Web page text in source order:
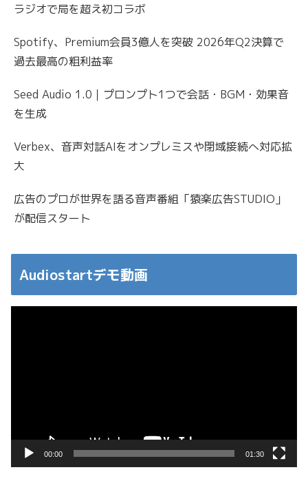
ラジオで局を超え初コラボ
Spotify、Premium会員3億人を突破 2026年Q2決算で
過去最高の粗利益率
Seed Audio 1.0｜プロンプト1つで会話・BGM・効果音
を生成
Verbex、音声対話AIをオンプレミスや閉域接続へ対応拡
大
広告のプロが世界を語る音声番組「猿楽広告STUDIO」
が配信スタート
Audiostartデモ動画
00:00 01:30